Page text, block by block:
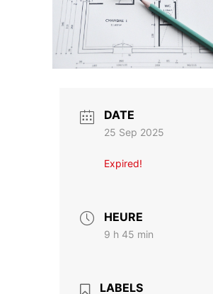
DATE
25 Sep 2025
Expired!
HEURE
9 h 45 min
LABELS